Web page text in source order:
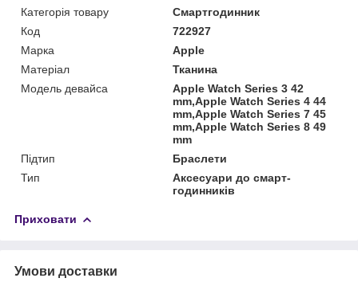
Категорія товару
Смартгодинник
Код
722927
Марка
Apple
Матеріал
Тканина
Модель девайса
Apple Watch Series 3 42
mm,Apple Watch Series 4 44
mm,Apple Watch Series 7 45
mm,Apple Watch Series 8 49
mm
Підтип
Браслети
Тип
Аксесуари до смарт-
годинників
Приховати
Умови доставки